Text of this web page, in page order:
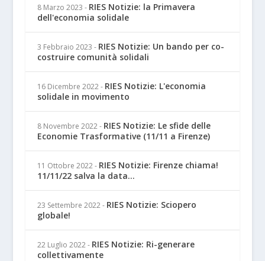
8 Marzo 2023 - RIES Notizie: la Primavera
dell'economia solidale
3 Febbraio 2023 - RIES Notizie: Un bando per co-
costruire comunità solidali
16 Dicembre 2022 - RIES Notizie: L'economia
solidale in movimento
8 Novembre 2022 - RIES Notizie: Le sfide delle
Economie Trasformative (11/11 a Firenze)
11 Ottobre 2022 - RIES Notizie: Firenze chiama!
11/11/22 salva la data...
23 Settembre 2022 - RIES Notizie: Sciopero
globale!
22 Luglio 2022 - RIES Notizie: Ri-generare
collettivamente